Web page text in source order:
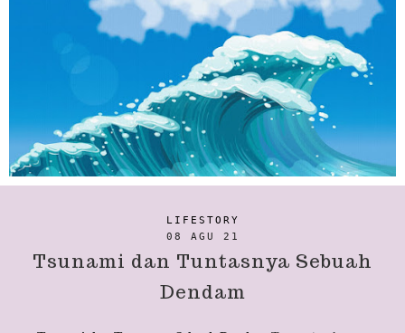
LIFESTORY
08 AGU 21
Tsunami dan Tuntasnya Sebuah
Dendam